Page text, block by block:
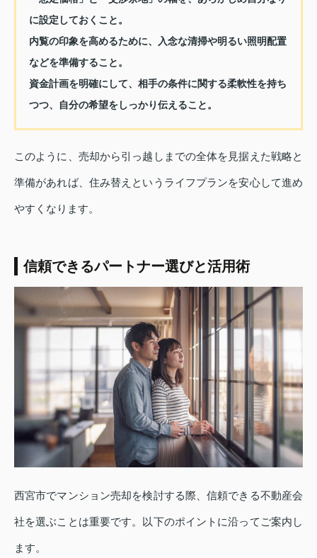
に設定しておくこと。
内覧の印象を高めるために、入念な清掃や明るい照明配置
などを準備すること。
資金計画を明確にして、相手の条件に関する柔軟性を持ち
つつ、自分の希望をしっかり伝えること。
このように、売却から引っ越しまでの全体を見据えた戦略と
準備があれば、住み替えというライフプランを安心して進め
やすくなります。
信頼できるパートナー選びと活用術
西宮市でマンション売却を検討する際、信頼できる不動産会
社を選ぶことは重要です。以下のポイントに沿ってご案内し
ます。